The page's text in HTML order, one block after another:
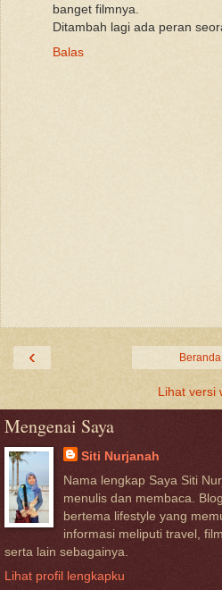
banget filmnya.
Ditambah lagi ada peran
Balas
‹ Beranda
Lihat versi
Mengenai Saya
Siti Nurjanah
Nama lengkap Saya Siti
menulis dan membaca.
bertema lifestyle yang
informasi meliputi travel,
serta lain sebagainya.
Lihat profil lengkapku